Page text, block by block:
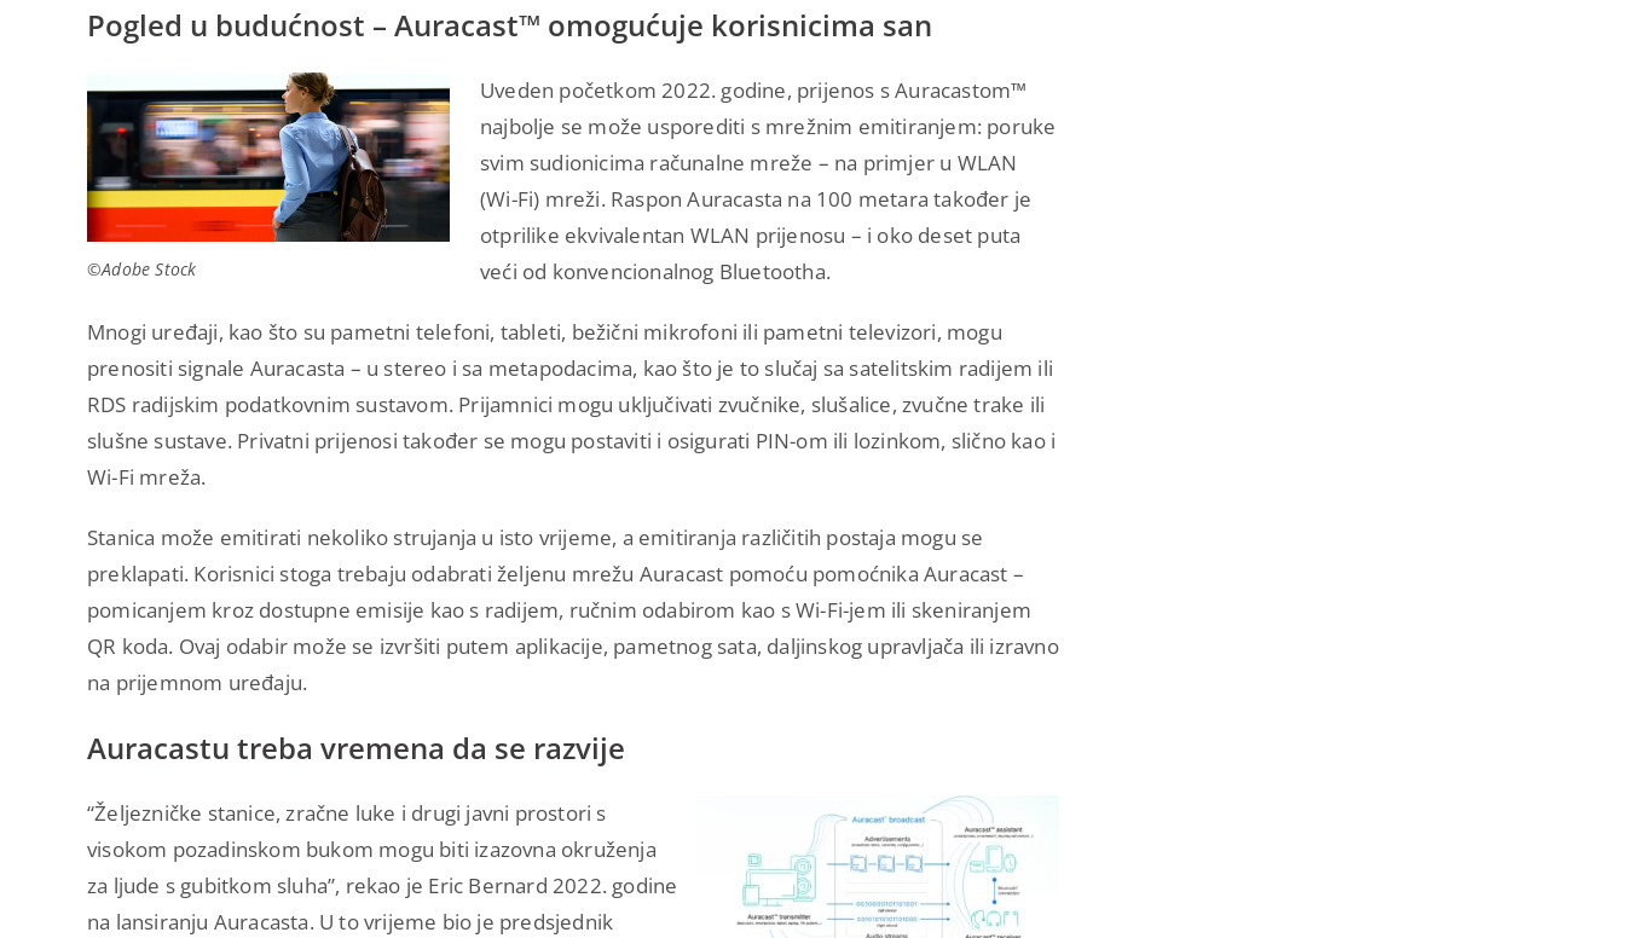
Pogled u budućnost – Auracast™ omogućuje korisnicima san
©Adobe Stock
Uveden početkom 2022. godine, prijenos s Auracastom™
najbolje se može usporediti s mrežnim emitiranjem: poruke
svim sudionicima računalne mreže – na primjer u WLAN
(Wi-Fi) mreži. Raspon Auracasta na 100 metara također je
otprilike ekvivalentan WLAN prijenosu – i oko deset puta
veći od konvencionalnog Bluetootha.
Mnogi uređaji, kao što su pametni telefoni, tableti, bežični mikrofoni ili pametni televizori, mogu
prenositi signale Auracasta – u stereo i sa metapodacima, kao što je to slučaj sa satelitskim radijem ili
RDS radijskim podatkovnim sustavom. Prijamnici mogu uključivati zvučnike, slušalice, zvučne trake ili
slušne sustave. Privatni prijenosi također se mogu postaviti i osigurati PIN-om ili lozinkom, slično kao i
Wi-Fi mreža.
Stanica može emitirati nekoliko strujanja u isto vrijeme, a emitiranja različitih postaja mogu se
preklapati. Korisnici stoga trebaju odabrati željenu mrežu Auracast pomoću pomoćnika Auracast –
pomicanjem kroz dostupne emisije kao s radijem, ručnim odabirom kao s Wi-Fi-jem ili skeniranjem
QR koda. Ovaj odabir može se izvršiti putem aplikacije, pametnog sata, daljinskog upravljača ili izravno
na prijemnom uređaju.
Auracastu treba vremena da se razvije
“Željezničke stanice, zračne luke i drugi javni prostori s
visokom pozadinskom bukom mogu biti izazovna okruženja
za ljude s gubitkom sluha”, rekao je Eric Bernard 2022. godine
na lansiranju Auracasta. U to vrijeme bio je predsjednik